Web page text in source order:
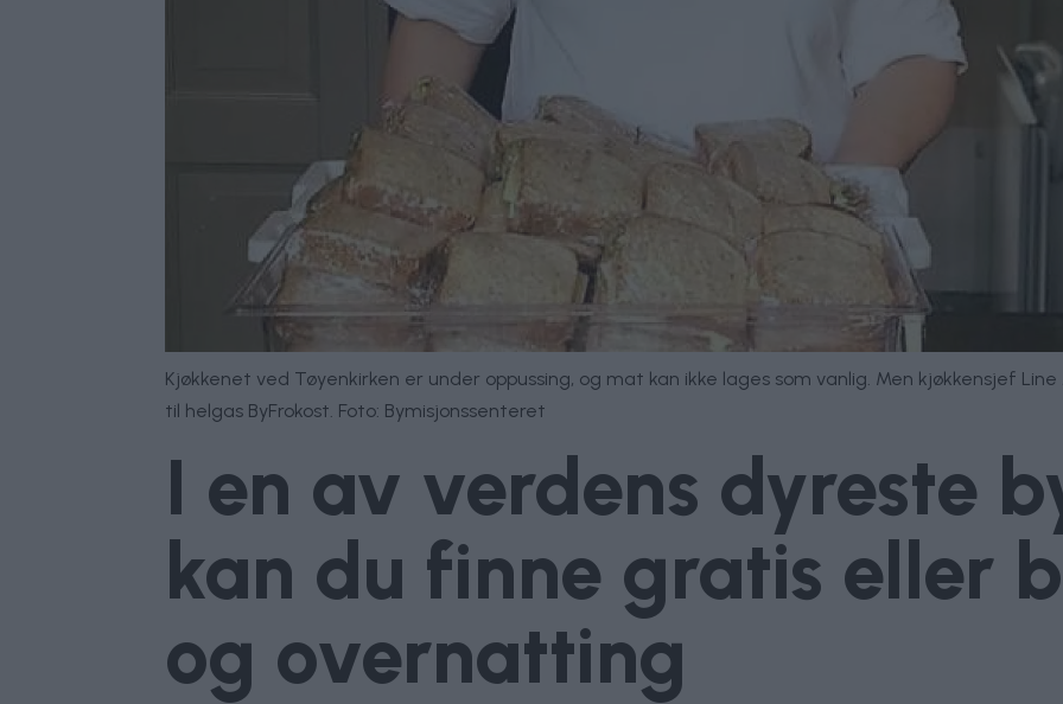
Kjøkkenet ved Tøyenkirken er under oppussing, og mat kan ikke lages som vanlig. Men kjøkkensjef
til helgas ByFrokost. Foto: Bymisjonssenteret
I en av verdens dyreste
kan du finne gratis eller
og overnatting